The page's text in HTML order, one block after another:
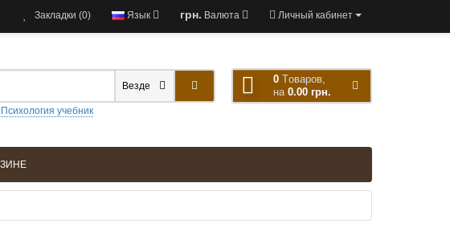
Личный кабинет
грн. Валюта
Язык
Закладки (0)
0 Tоваров,
на 0.00 грн.
Везде
Психология учебник